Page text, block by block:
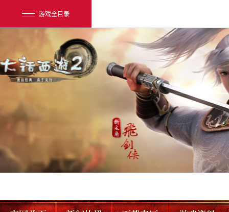
游戏全目录
网易游戏
游戏爱好者